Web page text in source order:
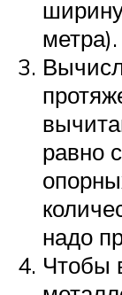
метра).
равно
надо
Чтобы